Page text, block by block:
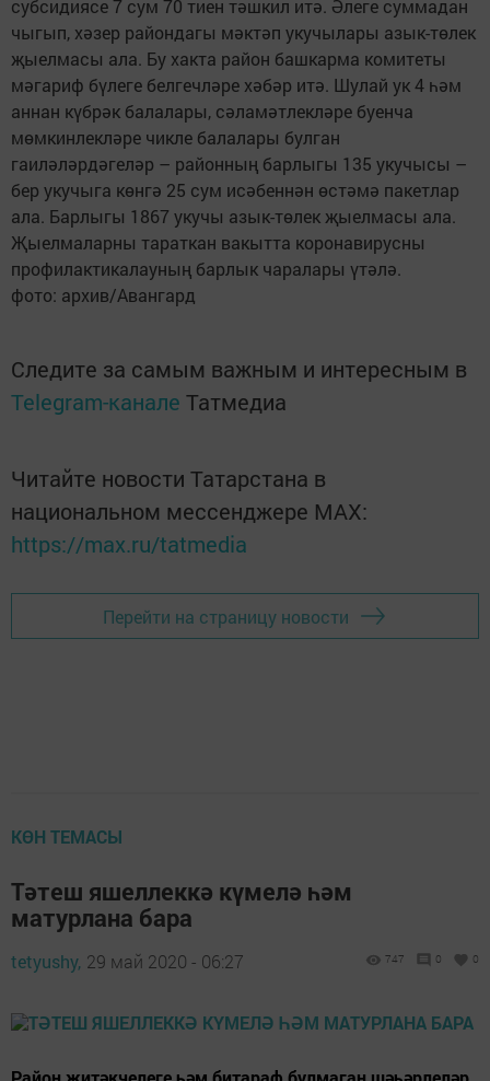
субсидиясе 7 сум 70 тиен тәшкил итә. Әлеге суммадан
чыгып, хәзер райондагы мәктәп укучылары азык-төлек
җыелмасы ала. Бу хакта район башкарма комитеты
мәгариф бүлеге белгечләре хәбәр итә. Шулай ук 4 һәм
аннан күбрәк балалары, сәламәтлекләре буенча
мөмкинлекләре чикле балалары ­булган
гаиләләрдәгеләр – район­ның барлыгы 135 укучысы –
бер укучыга көнгә 25 сум исәбеннән өстәмә пакетлар
ала. Барлыгы 1867 укучы азык-төлек җыелмасы ала.
Җыелмаларны тараткан вакытта коронавирусны
профилактикалауның барлык чаралары үтәлә.
фото: архив/Авангард
Следите за самым важным и интересным в
Telegram-канале Татмедиа
Читайте новости Татарстана в
национальном мессенджере MАХ:
https://max.ru/tatmedia
Перейти на страницу новости
КӨН ТЕМАСЫ
Тәтеш яшеллеккә күмелә һәм
матурлана бара
tetyushy, 29 май 2020 - 06:27 747 0 0